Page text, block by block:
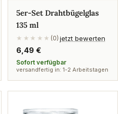
5er-Set Drahtbügelglas
135 ml
★★★★★ (0) jetzt bewerten
Regulärer
Preis
6,49 €
Sofort verfügbar
versandfertig in: 1-2 Arbeitstagen